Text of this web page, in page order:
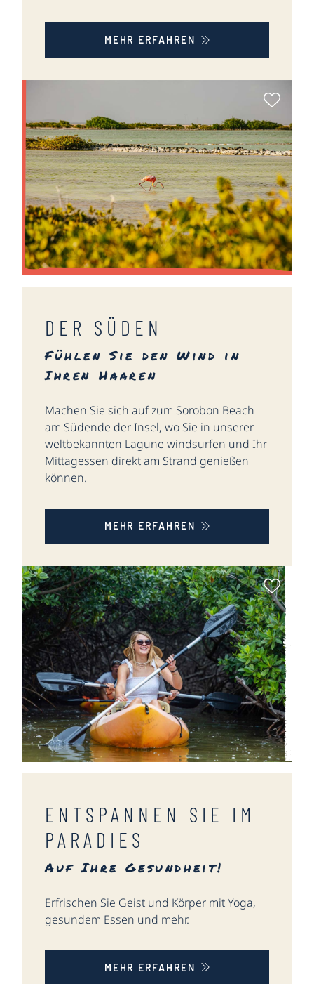
MEHR ERFAHREN
Als
DER SÜDEN
Fühlen Sie den Wind in
Ihren Haaren
Machen Sie sich auf zum Sorobon Beach
am Südende der Insel, wo Sie in unserer
weltbekannten Lagune windsurfen und Ihr
Mittagessen direkt am Strand genießen
können.
MEHR ERFAHREN
Als
ENTSPANNEN SIE IM
PARADIES
Auf Ihre Gesundheit!
Erfrischen Sie Geist und Körper mit Yoga,
gesundem Essen und mehr.
MEHR ERFAHREN